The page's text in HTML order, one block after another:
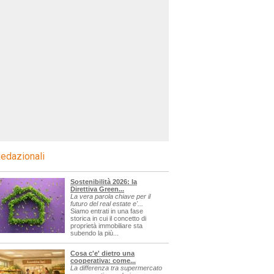
Sostenibilità 2026: la
Direttiva Green...
La vera parola chiave per il
futuro del real estate e'...
Siamo entrati in una fase
storica in cui il concetto di
proprietà immobiliare sta
subendo la più...
Cosa c'e' dietro una
cooperativa: come...
La differenza tra supermercato